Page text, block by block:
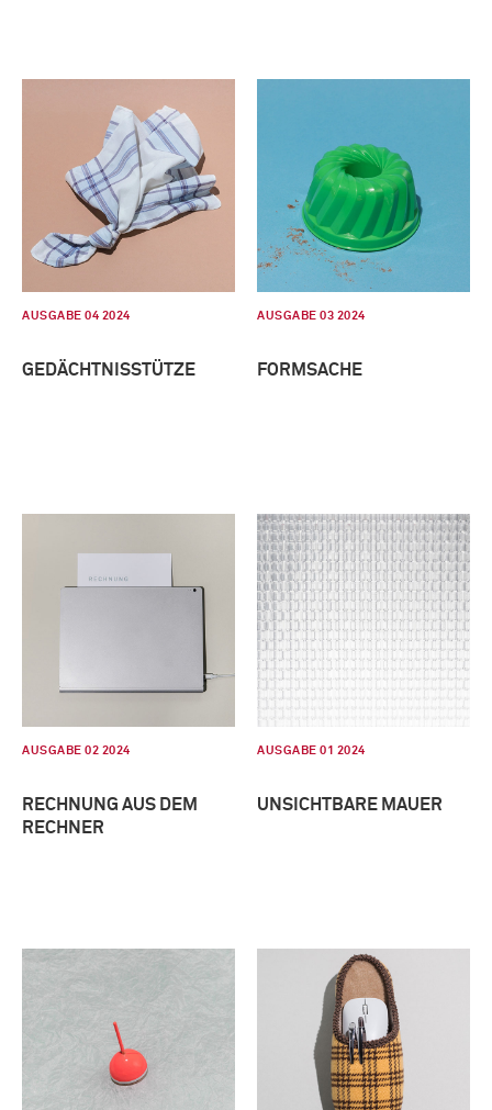
AUSGABE 04 2024
GEDÄCHTNISSTÜTZE
AUSGABE 03 2024
FORMSACHE
AUSGABE 02 2024
RECHNUNG AUS DEM
RECHNER
AUSGABE 01 2024
UNSICHTBARE MAUER